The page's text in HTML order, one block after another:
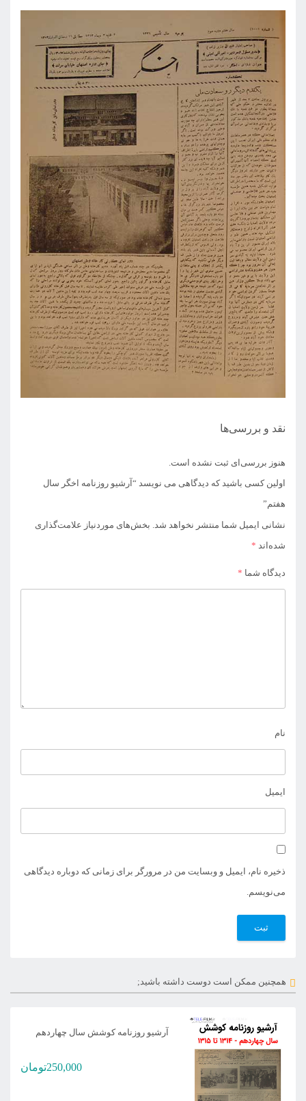
نقد و بررسی‌ها
هنوز بررسی‌ای ثبت نشده است.
اولین کسی باشید که دیدگاهی می نویسد “آرشیو روزنامه اخگر سال
هفتم”
نشانی ایمیل شما منتشر نخواهد شد. بخش‌های موردنیاز علامت‌گذاری
شده‌اند *
دیدگاه شما *
نام
ایمیل
ذخیره نام، ایمیل و وبسایت من در مرورگر برای زمانی که دوباره دیدگاهی
می‌نویسم.
همچنین ممکن است دوست داشته باشید;
آرشیو روزنامه کوشش سال چهاردهم
250,000تومان